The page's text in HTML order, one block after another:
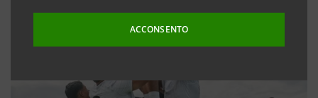
ACCONSENTO